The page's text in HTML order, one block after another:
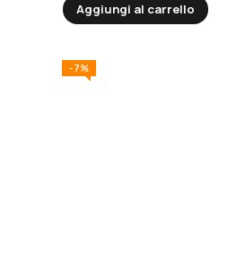
Aggiungi al carrello
-7%